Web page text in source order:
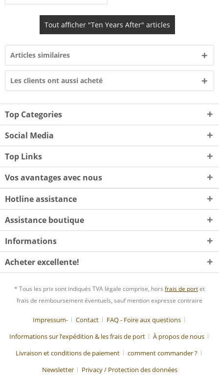
Tout afficher "Ten Years After" articles
Articles similaires
Les clients ont aussi acheté
Top Categories
Social Media
Top Links
Vos avantages avec nous
Hotline assistance
Assistance boutique
Informations
Acheter excellente!
* Tous les prix sont indiqués TVA légale comprise, hors frais de portet
frais de remboursement éventuels, sauf mention expresse contraire
Impressum- Contact
FAQ - Foire aux questions
Informations sur l’expédition & les frais de port
À propos de nous
Livraison et conditions de paiement
comment commander ?
Newsletter
Privacy / Protection des données